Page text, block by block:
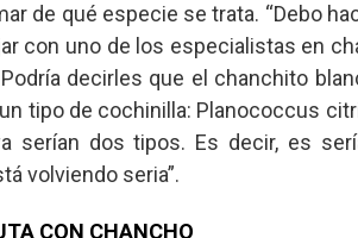
de qué especie se trata. “Debo
con uno de los especialistas en
decirles que el chanchito
tipo de cochinilla: Planococcus
serían dos tipos. Es decir, es
volviendo seria”.
CON CHANCHO